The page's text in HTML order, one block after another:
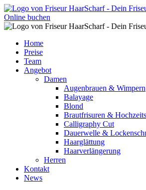
Inhalt
springen
Online buchen
Home
Preise
Team
Angebot
Damen
Augenbrauen & Wimpern
Balayage
Blond
Brautfrisuren &
Calligraphy Cut
Dauerwelle &
Haarglättung
Haarverlängerung
Herren
Kontakt
News